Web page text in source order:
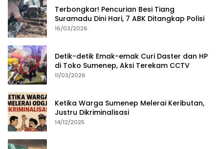
Terbongkar! Pencurian Besi Tiang
Suramadu Dini Hari, 7 ABK Ditangkap Polisi
16/03/2026
Detik-detik Emak-emak Curi Daster dan HP
di Toko Sumenep, Aksi Terekam CCTV
11/03/2026
Ketika Warga Sumenep Melerai Keributan,
Justru Dikriminalisasi
14/12/2025